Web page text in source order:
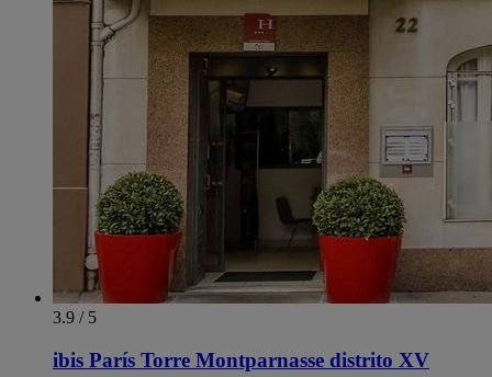
3.9 / 5
ibis París Torre Montparnasse distrito XV